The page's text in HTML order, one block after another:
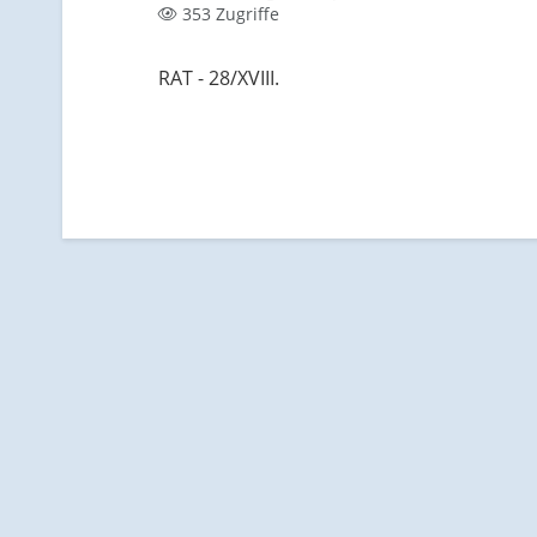
353 Zugriffe
RAT - 28/XVIII.